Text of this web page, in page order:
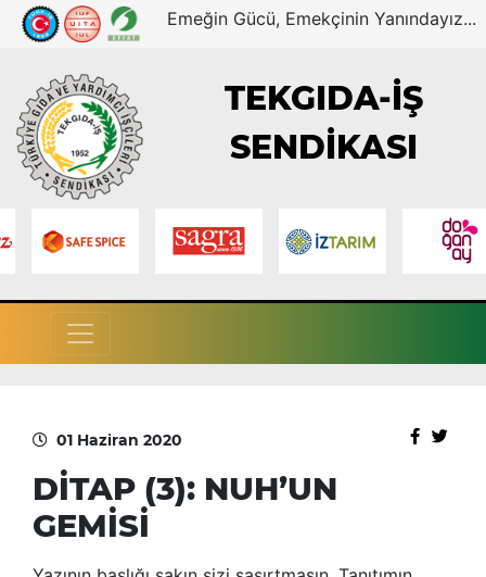
Emeğin Gücü, Emekçinin Yanındayız...
TEKGIDA-İŞ
SENDİKASI
01 Haziran 2020
DİTAP (3): NUH’UN
GEMİSİ